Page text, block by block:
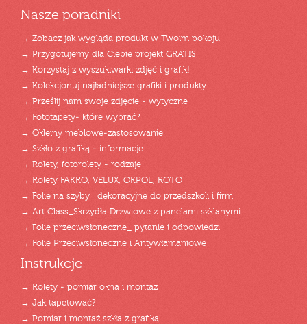
Nasze poradniki
→ Zobacz jak wygląda produkt w Twoim pokoju
→ Przygotujemy dla Ciebie projekt GRATIS
→ Korzystaj z wyszukiwarki zdjęć i grafik!
→ Kolekcjonuj najładniejsze grafiki i produkty
→ Prześlij nam swoje zdjęcie - wytyczne
→ Fototapety- które wybrać?
→ Okleiny meblowe-zastosowanie
→ Szkło z grafiką - informacje
→ Rolety, fotorolety - rodzaje
→ Rolety FAKRO, VELUX, OKPOL, ROTO
→ Folie na szyby _dekoracyjne do przedszkoli i firm
→ Art Glass_Skrzydła Drzwiowe z panelami szklanymi
→ Folie przeciwsłoneczne_ pytanie i odpowiedzi
→ Folie Przeciwsłoneczne i Antywłamaniowe
Instrukcje
→ Rolety - pomiar okna i montaż
→ Jak tapetować?
→ Pomiar i montaż szkła z grafiką